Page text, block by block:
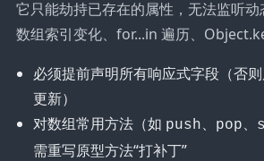
它只能劫持已存在的属性，无法监听动
数组索引变化、for...in 遍历、
必须提前声明所有响应式字段（否
更新）
对数组常用方法（如 push、 pop、
需重写原型方法“打补丁”